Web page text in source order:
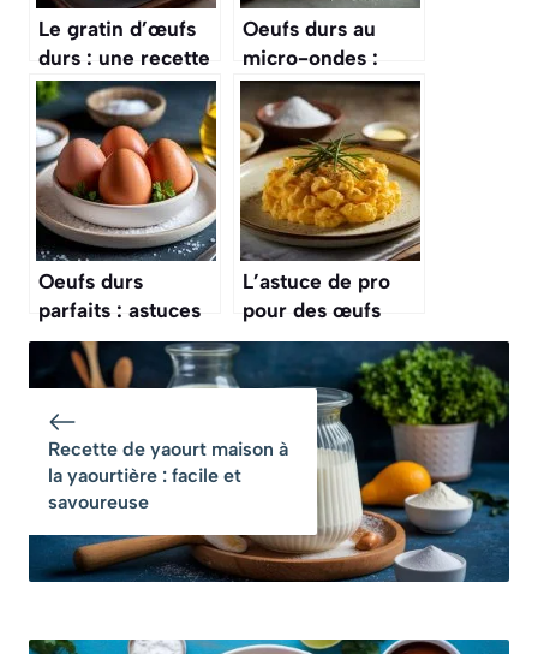
Le gratin d’œufs
durs : une recette
économique,
réconfortante et
adorée de toute la
famille
Oeufs durs au
micro-ondes :
mode d’emploi
sans risque
Oeufs durs
parfaits : astuces
de cuisson
inratables
L’astuce de pro
pour des œufs
brouillés parfaits
et crémeux, c’est
le secret d’un bon
petit-déjeuner
Recette de yaourt maison à
la yaourtière : facile et
savoureuse